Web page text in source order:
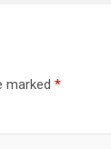
marked *